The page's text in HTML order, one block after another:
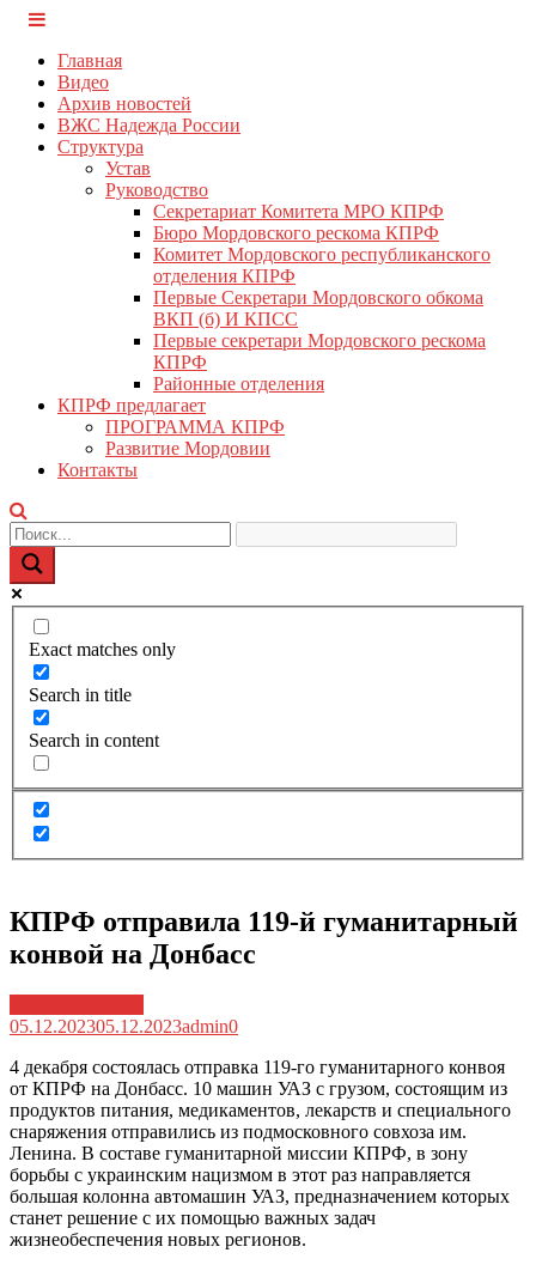
Перейти
содержимому
Главная
Видео
Архив новостей
ВЖС Надежда России
Структура
Устав
Руководство
Секретариат Комитета МРО КПРФ
Бюро Мордовского рескома КПРФ
Комитет Мордовского республиканского
отделения КПРФ
Первые Секретари Мордовского обкома
ВКП (б) И КПСС
Первые секретари Мордовского рескома
КПРФ
Районные отделения
КПРФ предлагает
ПРОГРАММА КПРФ
Развитие Мордовии
Контакты
Exact matches only
Search in title
Search in content
КПРФ отправила 119-й гуманитарный
конвой на Донбасс
05.12.202305.12.2023admin0
4 декабря состоялась отправка 119-го гуманитарного конвоя
от КПРФ на Донбасс. 10 машин УАЗ с грузом, состоящим из
продуктов питания, медикаментов, лекарств и специального
снаряжения отправились из подмосковного совхоза им.
Ленина. В составе гуманитарной миссии КПРФ, в зону
борьбы с украинским нацизмом в этот раз направляется
большая колонна автомашин УАЗ, предназначением которых
станет решение с их помощью важных задач
жизнеобеспечения новых регионов.